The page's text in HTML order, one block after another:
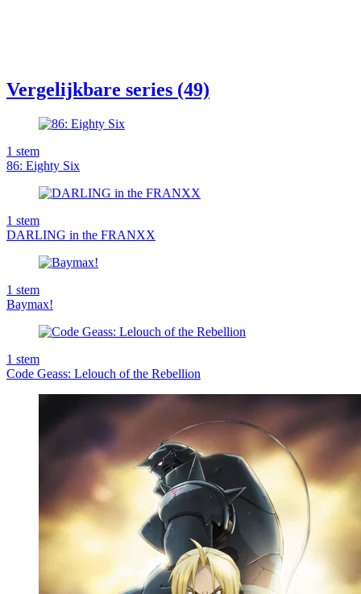
Vergelijkbare series (49)
1 stem
86: Eighty Six
1 stem
DARLING in the FRANXX
1 stem
Baymax!
1 stem
Code Geass: Lelouch of the Rebellion